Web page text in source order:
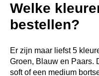
Welke
bestellen?
Er zijn maar liefst 5
Groen, Blauw en Paars.
soft of een medium